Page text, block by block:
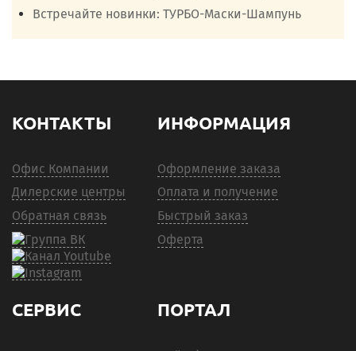
Встречайте новинки: ТУРБО-Маски-Шампунь
КОНТАКТЫ
Офис Компании
Дилерские центры
Обратная связь
ИНФОРМАЦИЯ
Оформление заказа
Оплата и получение
Быстрый заказ
Оферта
СЕРВИС ПОРТАЛ